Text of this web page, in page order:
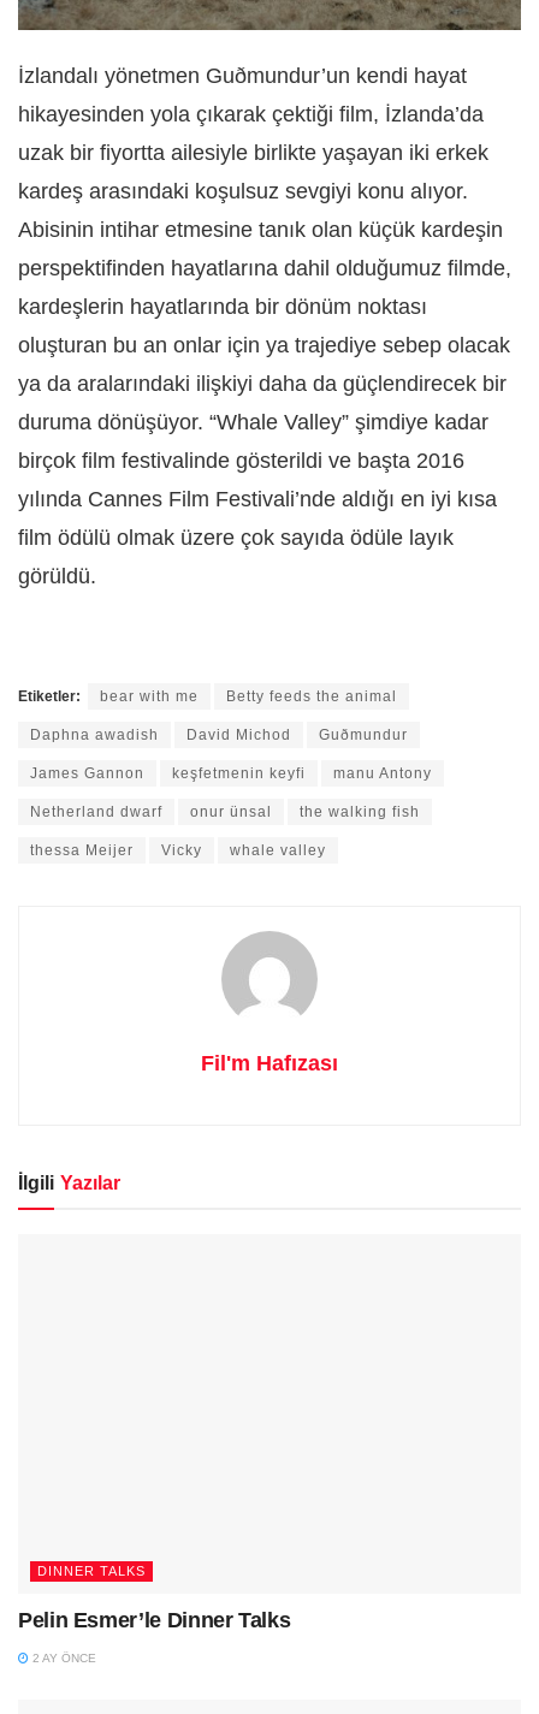
İzlandalı yönetmen Guðmundur’un kendi hayat
hikayesinden yola çıkarak çektiği film, İzlanda’da
uzak bir fiyortta ailesiyle birlikte yaşayan iki erkek
kardeş arasındaki koşulsuz sevgiyi konu alıyor.
Abisinin intihar etmesine tanık olan küçük kardeşin
perspektifinden hayatlarına dahil olduğumuz filmde,
kardeşlerin hayatlarında bir dönüm noktası
oluşturan bu an onlar için ya trajediye sebep olacak
ya da aralarındaki ilişkiyi daha da güçlendirecek bir
duruma dönüşüyor. “Whale Valley” şimdiye kadar
birçok film festivalinde gösterildi ve başta 2016
yılında Cannes Film Festivali’nde aldığı en iyi kısa
film ödülü olmak üzere çok sayıda ödüle layık
görüldü.
Etiketler: bear with me Betty feeds the animal
Daphna awadish David Michod Guðmundur
James Gannon keşfetmenin keyfi manu Antony
Netherland dwarf onur ünsal the walking fish
thessa Meijer Vicky whale valley
Fil'm Hafızası
İlgili Yazılar
DINNER TALKS
Pelin Esmer’le Dinner Talks
2 AY ÖNCE